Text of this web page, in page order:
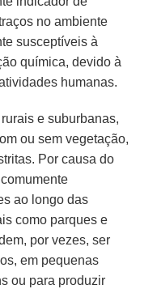
no ambiente
susceptíveis à
química, devido à
humanas.
e suburbanas,
ou sem vegetação,
Por causa do
ao longo das
como parques e
por vezes, ser
em pequenas
ou para produzir